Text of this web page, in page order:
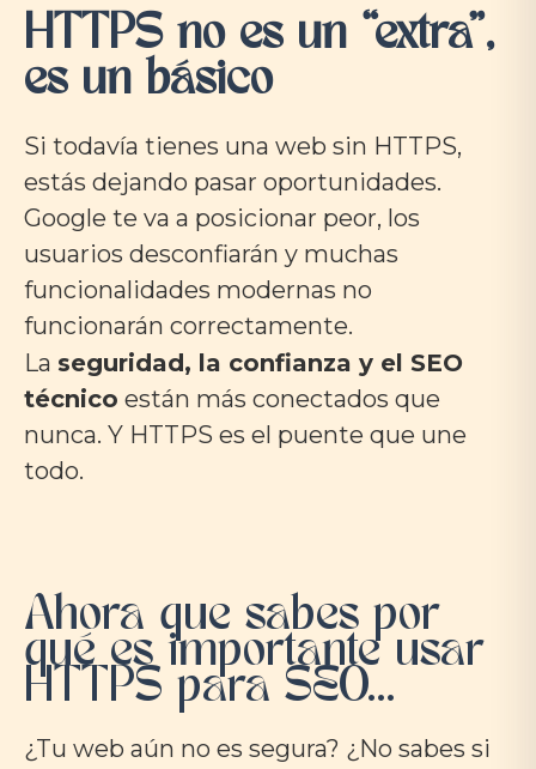
HTTPS no es un “extra”,
es un básico
Si todavía tienes una web sin HTTPS,
estás dejando pasar oportunidades.
Google te va a posicionar peor, los
usuarios desconfiarán y muchas
funcionalidades modernas no
funcionarán correctamente.
La seguridad, la confianza y el SEO
técnico están más conectados que
nunca. Y HTTPS es el puente que une
todo.
Ahora que sabes por
qué es importante usar
HTTPS para SEO...
¿Tu web aún no es segura? ¿No sabes si